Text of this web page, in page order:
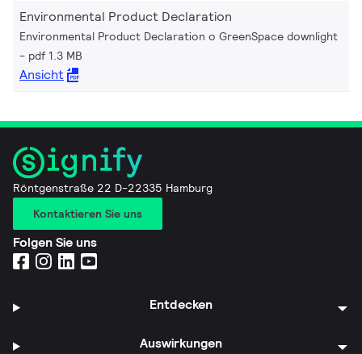
Environmental Product Declaration
Environmental Product Declaration o GreenSpace downlight
pdf 1.3 MB
Ansicht
Röntgenstraße 22 D-22335 Hamburg
Kontaktieren Sie uns
Folgen Sie uns
Entdecken
Auswirkungen